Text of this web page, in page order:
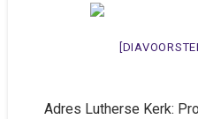
Adres Lutherse Kerk: